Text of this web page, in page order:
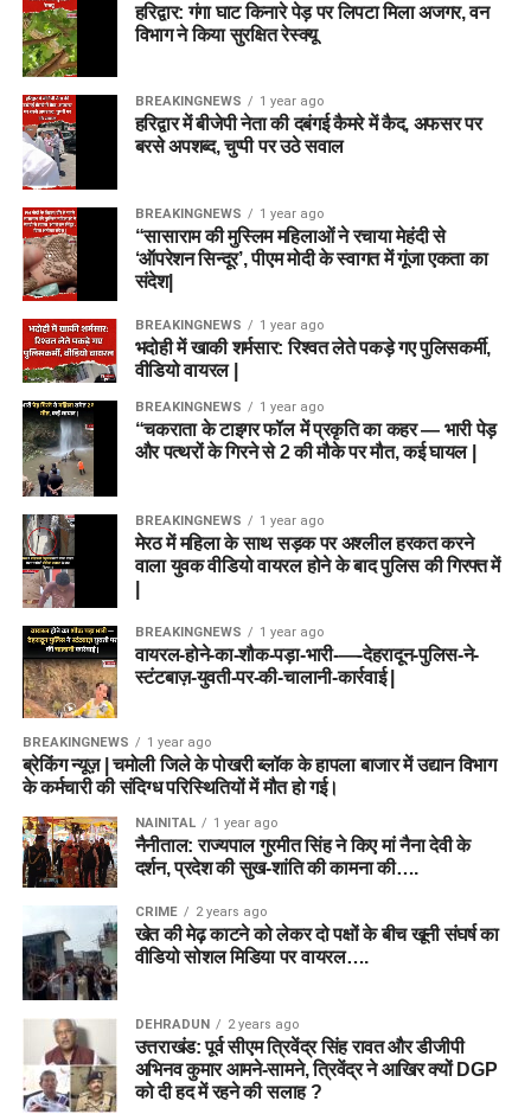
हरिद्वार: गंगा घाट किनारे पेड़ पर लिपटा मिला अजगर, वन
विभाग ने किया सुरक्षित रेस्क्यू
BREAKINGNEWS 1 year ago
हरिद्वार में बीजेपी नेता की दबंगई कैमरे में कैद, अफसर पर
बरसे अपशब्द, चुप्पी पर उठे सवाल
BREAKINGNEWS 1 year ago
“सासाराम की मुस्लिम महिलाओं ने रचाया मेहंदी से
‘ऑपरेशन सिन्दूर’, पीएम मोदी के स्वागत में गूंजा एकता का
संदेश|
BREAKINGNEWS 1 year ago
भदोही में खाकी शर्मसार: रिश्वत लेते पकड़े गए पुलिसकर्मी,
वीडियो वायरल |
BREAKINGNEWS 1 year ago
“चकराता के टाइगर फॉल में प्रकृति का कहर — भारी पेड़
और पत्थरों के गिरने से 2 की मौके पर मौत, कई घायल |
BREAKINGNEWS 1 year ago
मेरठ में महिला के साथ सड़क पर अश्लील हरकत करने
वाला युवक वीडियो वायरल होने के बाद पुलिस की गिरफ्त में
BREAKINGNEWS 1 year ago
वायरल-होने-का-शौक-पड़ा-भारी-—-देहरादून-पुलिस-ने-
स्टंटबाज़-युवती-पर-की-चालानी-कार्रवाई |
BREAKINGNEWS 1 year ago
ब्रेकिंग न्यूज़ | चमोली जिले के पोखरी ब्लॉक के हापला बाजार में उद्यान विभाग
के कर्मचारी की संदिग्ध परिस्थितियों में मौत हो गई।
NAINITAL 1 year ago
नैनीताल: राज्यपाल गुरमीत सिंह ने किए मां नैना देवी के
दर्शन, प्रदेश की सुख-शांति की कामना की….
CRIME 2 years ago
खेत की मेढ़ काटने को लेकर दो पक्षों के बीच खूनी संघर्ष का
वीडियो सोशल मिडिया पर वायरल….
DEHRADUN 2 years ago
उत्तराखंड: पूर्व सीएम त्रिवेंद्र सिंह रावत और डीजीपी
अभिनव कुमार आमने-सामने, त्रिवेंद्र ने आखिर क्यों DGP
को दी हद में रहने की सलाह ?